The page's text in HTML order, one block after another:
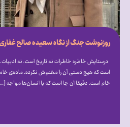
روزنوشت جنگ از نگاه سعیده صالح غفاری
درستایش خاطره خاطرات نه تاریخ است، نه
است که هیچ دستی آن را مخدوش نکرده. ماده‌ی خام
خام است. دقیقا آن جا است که با انسان‌ها مواجه